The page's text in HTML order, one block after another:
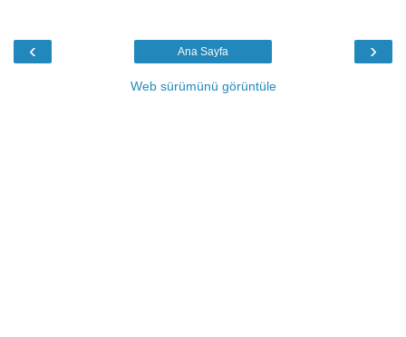
‹ ›
Ana Sayfa
Web sürümünü görüntüle